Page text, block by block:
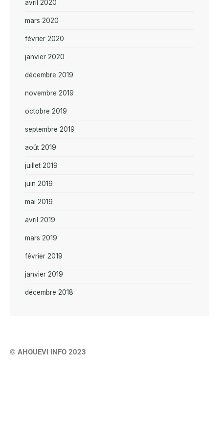
avril 2020
mars 2020
février 2020
janvier 2020
décembre 2019
novembre 2019
octobre 2019
septembre 2019
août 2019
juillet 2019
juin 2019
mai 2019
avril 2019
mars 2019
février 2019
janvier 2019
décembre 2018
© AHOUEVI INFO 2023